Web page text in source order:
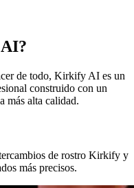
de todo, Kirkify AI es un
construido con un
más alta calidad.
de rostro Kirkify y
más precisos.